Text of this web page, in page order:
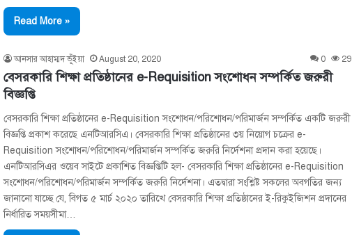
Read More »
আনসার আহাম্মদ ভূঁইয়া August 20, 2020 0 29
বেসরকারি শিক্ষা প্রতিষ্ঠানের e-Requisition সংশােধন সম্পর্কিত জরুরী
বিজ্ঞপ্তি
বেসরকারি শিক্ষা প্রতিষ্ঠানের e-Requisition সংশােধন/পরিশােধন/পরিমার্জন সম্পর্কিত একটি জরুরী
বিজ্ঞপ্তি প্রকাশ করেছে এনটিআরসিএ। বেসরকারি শিক্ষা প্রতিষ্ঠানের ৩য় নিয়োগ চক্রের e-
Requisition সংশোধন/পরিশোধন/পরিমার্জন সম্পর্কিত জরুরি নির্দেশনা প্রদান করা হয়েছে।
এনটিআরসিএর ওয়েব সাইটে প্রকাশিত বিজ্ঞপ্তিটি হল- বেসরকারি শিক্ষা প্রতিষ্ঠানের e-Requisition
সংশােধন/পরিশােধন/পরিমার্জন সম্পর্কিত জরুরি নির্দেশনা। এতদ্বারা সংশ্লিষ্ট সকলের অবগতির জন্য
জানানাে যাচ্ছে যে, বিগত ৫ মার্চ ২০২০ তারিখে বেসরকারি শিক্ষা প্রতিষ্ঠানের ই-রিকুইজিশন প্রদানের
নির্ধারিত সময়সীমা…